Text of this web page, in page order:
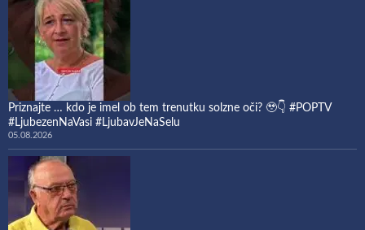
Priznajte … kdo je imel ob tem trenutku solzne oči? 🥹👇 #POPTV
#LjubezenNaVasi #LjubavJeNaSelu
05.08.2026